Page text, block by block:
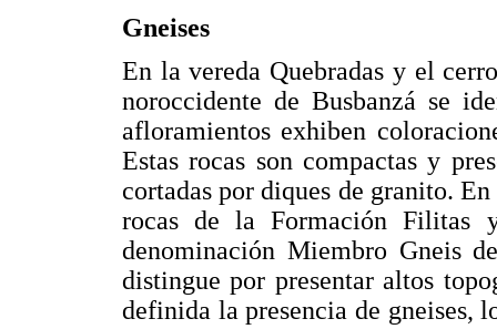
Gneises
En la vereda Quebradas y el
noroccidente de Busbanzá se
afloramientos exhiben
Estas rocas son compactas y
cortadas por diques de granito.
rocas de la Formación Filitas
denominación Miembro Gneis
distingue por presentar altos
definida la presencia de gneises,